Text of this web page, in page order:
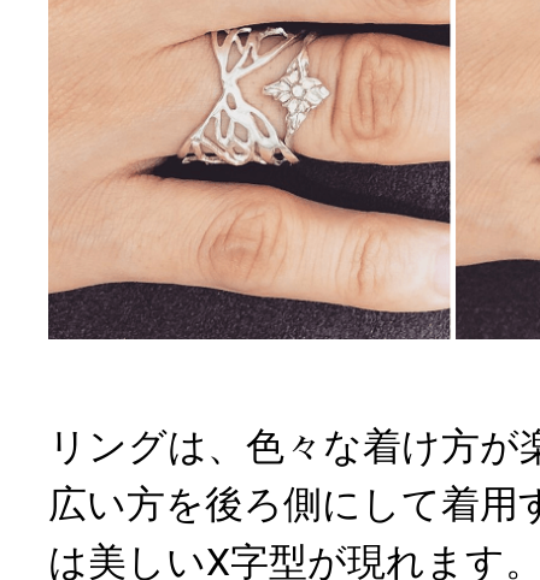
リングは、色々な着け方が
広い方を後ろ側にして着用
は美しいX字型が現れます